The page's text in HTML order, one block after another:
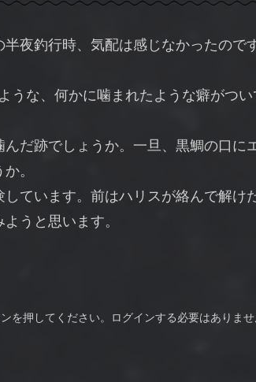
夜釣行時、気配は感じなかったので
うな、何かに噛まれたような癖がつ
だ跡でしょうか。一旦、黒鯛の口に
。
ています。前はハリスが絡んで解け
うと思います。
を押してください。ログインする必要はありませ